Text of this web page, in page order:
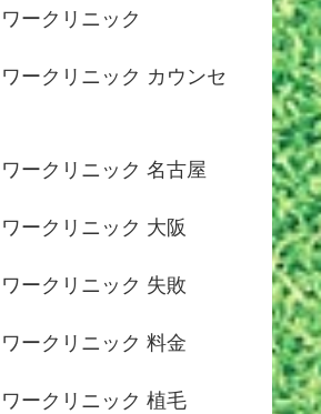
ークリニック
ークリニック カウンセ
ークリニック 名古屋
ークリニック 大阪
ークリニック 失敗
ークリニック 料金
ークリニック 植毛